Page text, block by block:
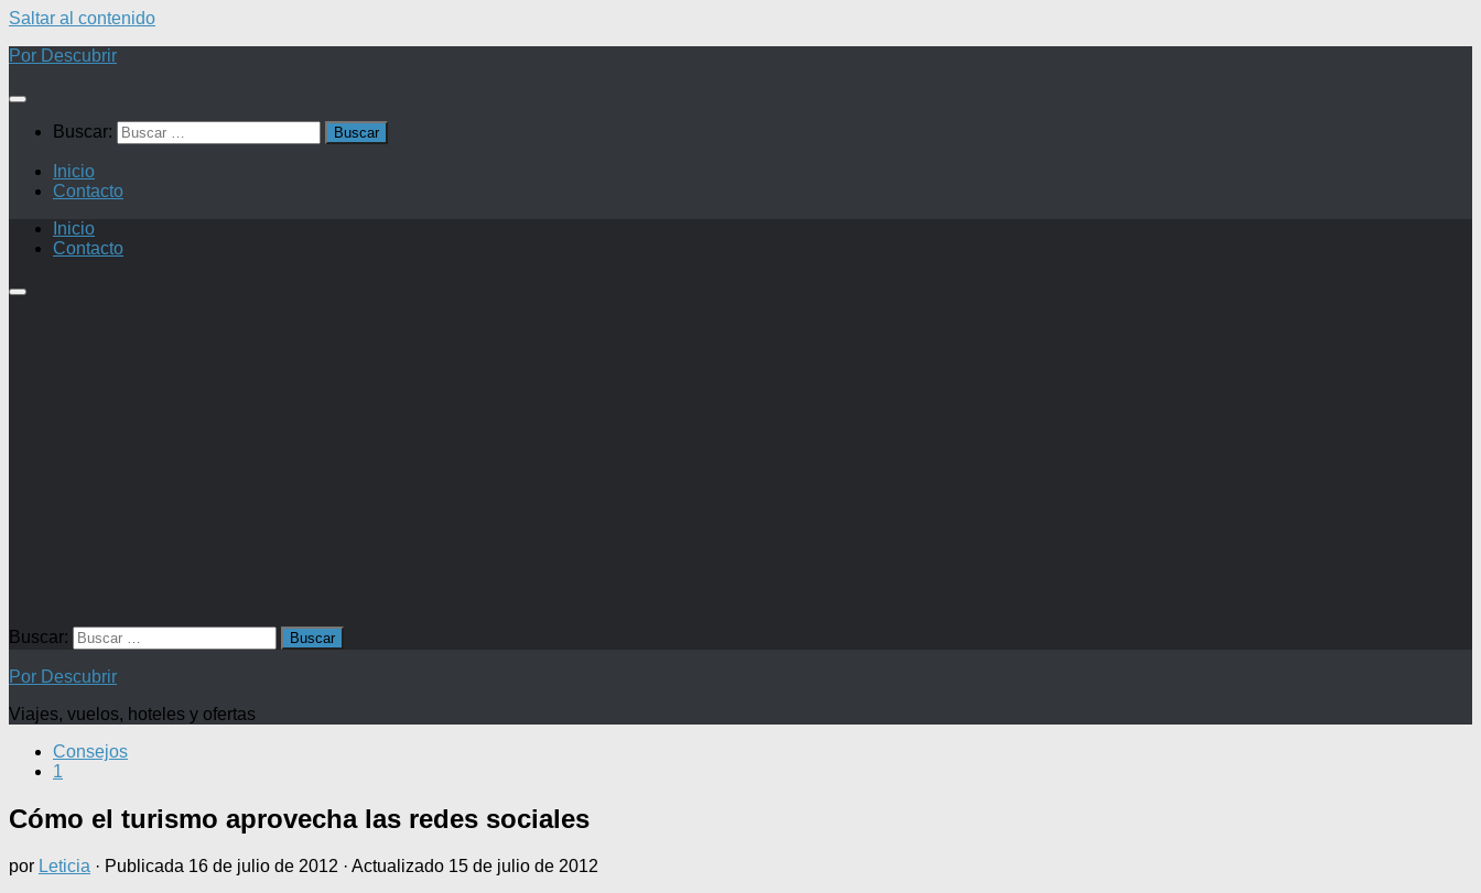
Saltar al contenido
Por Descubrir
Buscar:
Inicio
Contacto
Inicio
Contacto
Buscar:
Por Descubrir
Viajes, vuelos, hoteles y ofertas
Consejos
1
Cómo el turismo aprovecha las redes sociales
por Leticia · Publicada 16 de julio de 2012 · Actualizado 15 de julio de 2012